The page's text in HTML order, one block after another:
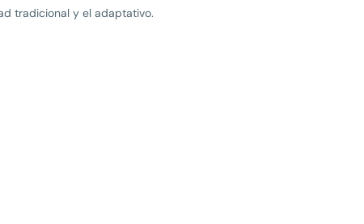
tradicional y el adaptativo.